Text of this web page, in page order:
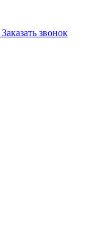
Заказать звонок